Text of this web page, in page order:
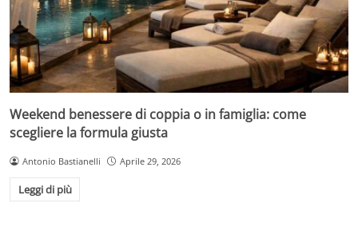
Weekend benessere di coppia o in famiglia: come
scegliere la formula giusta
Antonio Bastianelli Aprile 29, 2026
Leggi di più